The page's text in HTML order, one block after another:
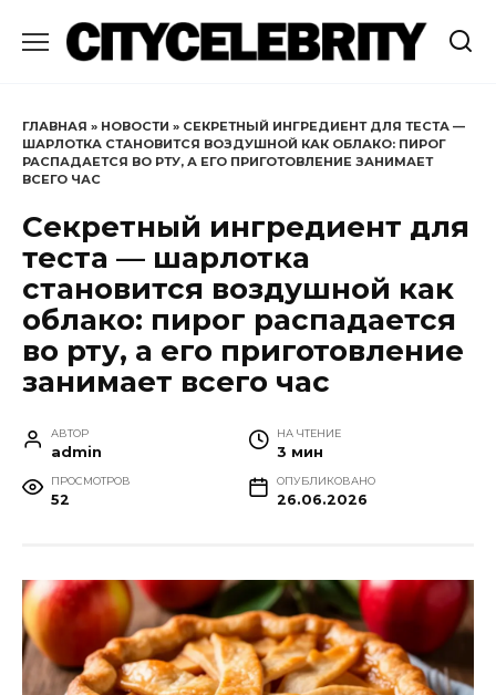
содержанию
ГЛАВНАЯ » НОВОСТИ » СЕКРЕТНЫЙ ИНГРЕДИЕНТ ДЛЯ ТЕСТА —
ШАРЛОТКА СТАНОВИТСЯ ВОЗДУШНОЙ КАК ОБЛАКО: ПИРОГ
РАСПАДАЕТСЯ ВО РТУ, А ЕГО ПРИГОТОВЛЕНИЕ ЗАНИМАЕТ
ВСЕГО ЧАС
Секретный ингредиент для
теста — шарлотка
становится воздушной как
облако: пирог распадается
во рту, а его приготовление
занимает всего час
АВТОР
admin
НА ЧТЕНИЕ
3 мин
ПРОСМОТРОВ
52
ОПУБЛИКОВАНО
26.06.2026